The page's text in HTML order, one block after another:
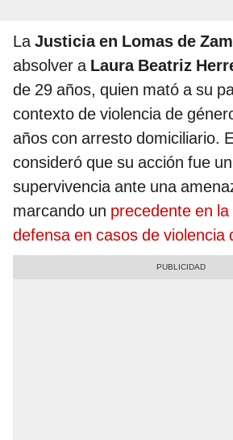
LaJusticia en Lomas de
absolver aLaura Beatriz
de 29 años, quien mató a su
contexto de violencia de
años con arresto domiciliario.
consideró que su acción fue
supervivencia ante una
marcando un precedente en
defensa en casos de violencia